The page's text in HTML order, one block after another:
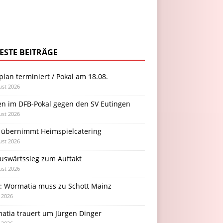
BEITRÄGE
terminiert / Pokal am 18.08.
2026
im DFB-Pokal gegen den SV Eutingen
2026
übernimmt Heimspielcatering
2026
zum Auftakt
2026
Wormatia muss zu Schott Mainz
trauert um Jürgen Dinger